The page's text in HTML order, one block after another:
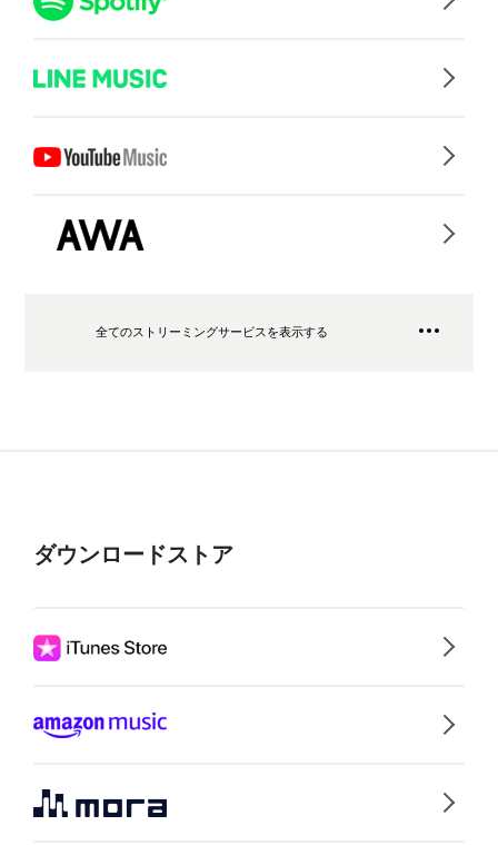
全てのストリーミングサービスを表示する
ダウンロードストア